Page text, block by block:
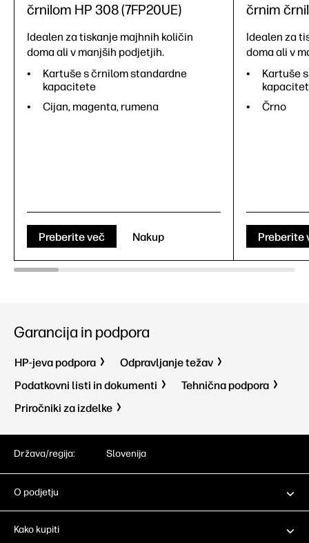
črnilom HP 308 (7FP20UE)
Idealen za tiskanje majhnih količin
doma ali v manjših podjetjih.
Kartuše s črnilom standardne
kapacitete
Cijan, magenta, rumena
Preberite več Nakup
črnim
Idealen za
doma ali v
Kartuše
Črno
Preberite
Garancija in podpora
HP-jeva podpora
Odpravljanje težav
Podatkovni listi in dokumenti
Tehnična podpora
Priročniki za izdelke
Država/regija: Slovenija
O podjetju
Kako kupiti